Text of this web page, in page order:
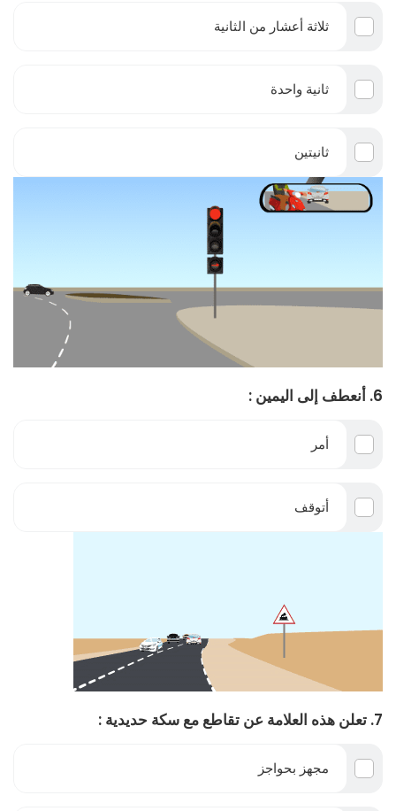
ثلاثة أعشار من الثانية
ثانية واحدة
ثانيتين
6. أنعطف إلى اليمين :
أمر
أتوقف
7. تعلن هذه العلامة عن تقاطع مع سكة حديدية :
مجهز بحواجز